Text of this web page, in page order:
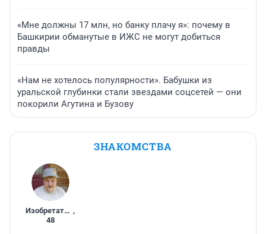
«Мне должны 17 млн, но банку плачу я»: почему в
Башкирии обманутые в ИЖС не могут добиться
правды
«Нам не хотелось популярности». Бабушки из
уральской глубинки стали звездами соцсетей — они
покорили Агутина и Бузову
ЗНАКОМСТВА
Изобретатель ,
48